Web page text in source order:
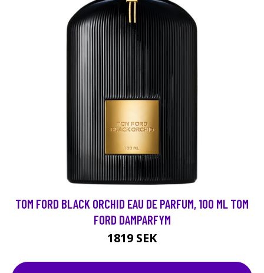
TOM FORD BLACK ORCHID EAU DE PARFUM, 100 ML TOM
FORD DAMPARFYM
1819 SEK